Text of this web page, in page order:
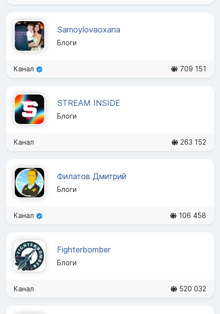
Samoylovaoxana
Блоги
Канал 709 151
STREAM INSIDE
Блоги
Канал 263 152
Филатов Дмитрий
Блоги
Канал 106 458
Fighterbomber
Блоги
Канал 520 032